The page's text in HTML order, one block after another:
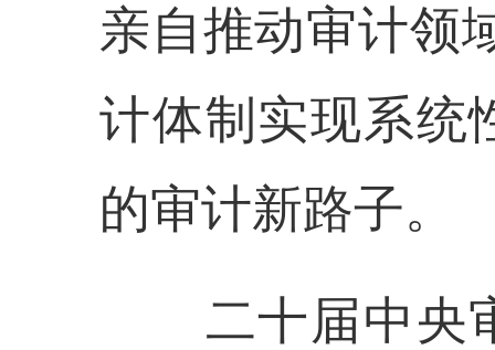
亲自推动审计领
计体制实现系统
的审计新路子。
二十届中央审